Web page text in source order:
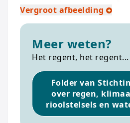
Vergroot afbeelding
Meer weten?
Het regent, het regent...
Folder van
over regen,
rioolstelsels en